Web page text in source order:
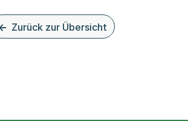
Zurück zur Übersicht